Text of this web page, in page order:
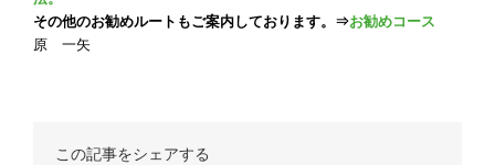
その他のお勧めルートもご案内しております。⇒お勧めコース
原 一矢
この記事をシェアする